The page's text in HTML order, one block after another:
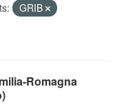
GRIB
Romagna